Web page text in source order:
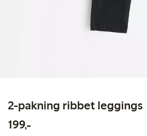
2-pakning ribbet leggings
199,-199,00 kr